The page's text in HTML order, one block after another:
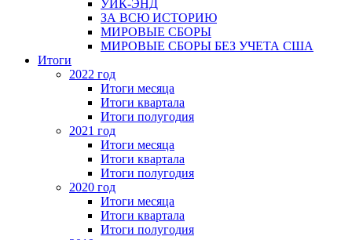
УИК-ЭНД
ЗА ВСЮ ИСТОРИЮ
МИРОВЫЕ СБОРЫ
МИРОВЫЕ СБОРЫ БЕЗ УЧЕТА США
Итоги
2022 год
Итоги месяца
Итоги квартала
Итоги полугодия
2021 год
Итоги месяца
Итоги квартала
Итоги полугодия
2020 год
Итоги месяца
Итоги квартала
Итоги полугодия